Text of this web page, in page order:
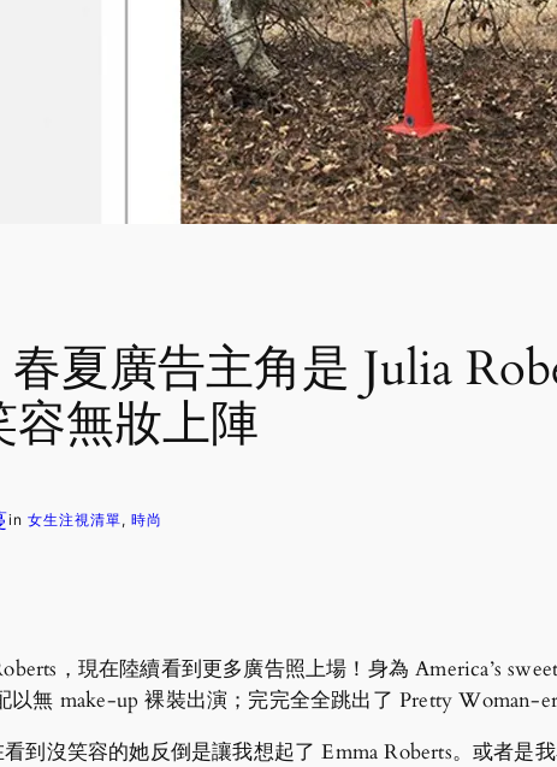
夏廣告主角是 Julia
容無妝上陣
in 女生注視清單, 時尚
，現在陸續看到更多廣告照上場！身為 America’s
無 make-up 裸裝出演；完完全全跳出了 Pretty Woman-
到沒笑容的她反倒是讓我想起了 Emma Roberts。或者是